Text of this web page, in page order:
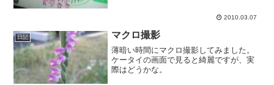
2010.03.07
日記 マクロ撮影
薄暗い時間にマクロ撮影してみました。
ケータイの画面で見ると綺麗ですが、実
際はどうかな。